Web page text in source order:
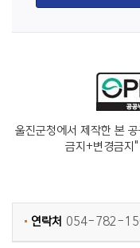
울진군청에서 제작한 본
금지+변경금지
연락처 054-782-